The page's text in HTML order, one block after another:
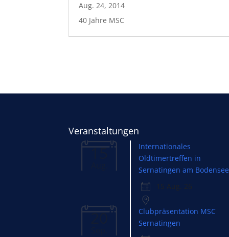
Aug. 24, 2014
40 Jahre MSC
Veranstaltungen
15
Internationales
Oldtimertreffen in
Sernatingen am Bodensee
15 Aug. 26
20
Clubpräsentation MSC
Sernatingen